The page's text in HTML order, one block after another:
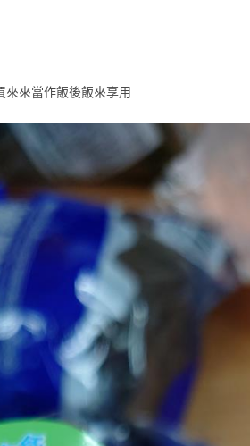
來來當作飯後飯來享用